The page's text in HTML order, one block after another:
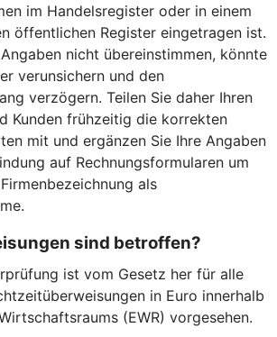
im Handelsregister oder in einem
öffentlichen Register eingetragen ist.
nicht übereinstimmen, könnte
verunsichern und den
verzögern. Teilen Sie daher Ihren
Kunden frühzeitig die korrekten
mit und ergänzen Sie Ihre Angaben
auf Rechnungsformularen um
als
sind betroffen?
ist vom Gesetz her für alle
in Euro innerhalb
(EWR) vorgesehen.